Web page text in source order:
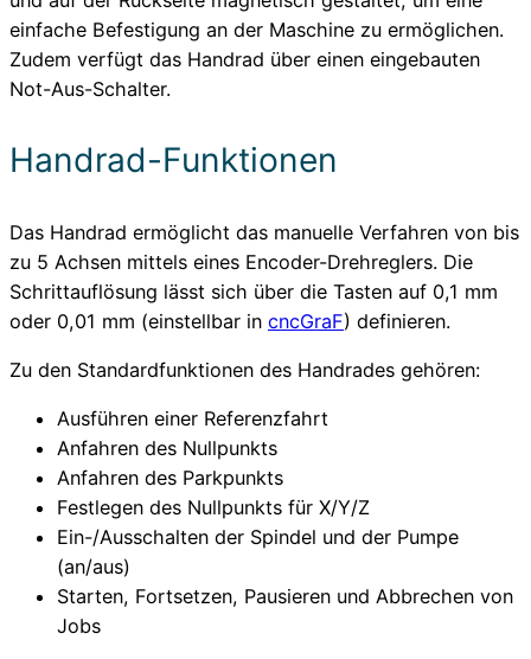
einfache Befestigung an der Maschine zu ermöglichen.
Zudem verfügt das Handrad über einen eingebauten
Not-Aus-Schalter.
Handrad-Funktionen
Das Handrad ermöglicht das manuelle Verfahren von bis
zu 5 Achsen mittels eines Encoder-Drehreglers. Die
Schrittauflösung lässt sich über die Tasten auf 0,1 mm
oder 0,01 mm (einstellbar in cncGraF) definieren.
Zu den Standardfunktionen des Handrades gehören:
Ausführen einer Referenzfahrt
Anfahren des Nullpunkts
Anfahren des Parkpunkts
Festlegen des Nullpunkts für X/Y/Z
Ein-/Ausschalten der Spindel und der Pumpe
(an/aus)
Starten, Fortsetzen, Pausieren und Abbrechen von
Jobs